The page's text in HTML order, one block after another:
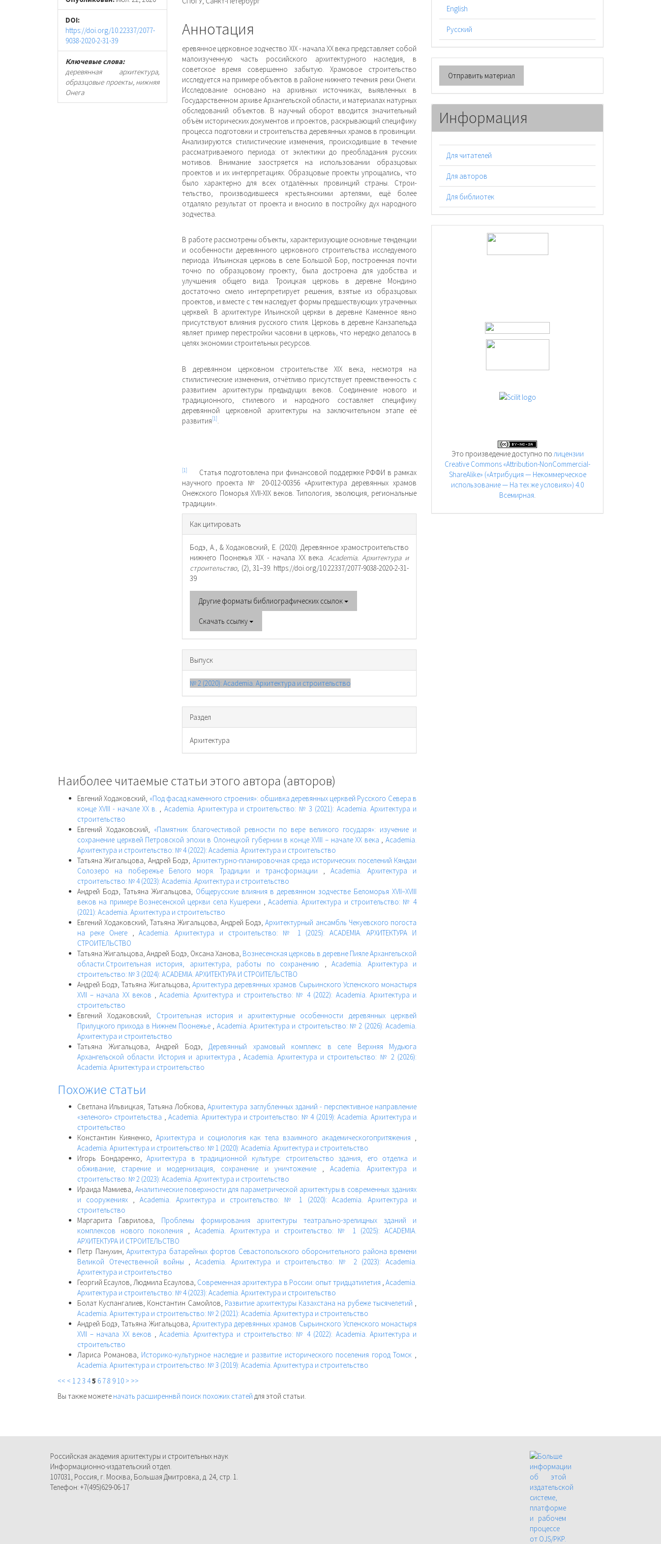
DOI:
https://doi.org/10.22337/2077-
9038-2020-2-31-39
Ключевые слова:
деревянная архитектура,
образцовые проекты, нижняя
Онега
Аннотация
еревянное церковное зодчество XIX - начала ХХ века представляет собой
малоизученную часть российского архи­тектурного наследия, в
советское время совершенно забытую. Храмовое строительство
исследуется на примере объектов в районе нижнего течения реки Онеги.
Исследование основа­но на архивных источниках, выявленных в
Государственном архиве Архангельской области, и материалах натурных
обсле­дований объектов. В научный оборот вводится значительный
объём исторических документов и проектов, раскрывающий специфику
процесса подготовки и строительства деревянных храмов в провинции.
Анализируются стилистические изменения, происходившие в течение
рассматриваемого периода: от эклектики до преобладания русских
мотивов. Внимание заостряется на использовании образцовых
проектов и их интерпретациях. Образцовые проекты упрощались, что
было характерно для всех отдалённых провинций страны. Строи­
тельство, производившееся крестьянскими артелями, ещё более
отдаляло результат от проекта и вносило в постройку дух народного
зодчества.
В работе рассмотрены объекты, характеризующие ос­новные тенденции
и особенности деревянного церковного строительства исследуемого
периода. Ильинская церковь в селе Большой Бор, построенная почти
точно по образцовому проекту, была достроена для удобства и
улучшения общего вида. Троицкая церковь в деревне Мондино
достаточно смело интерпретирует решения, взятые из образцовых
проектов, и вместе с тем наследует формы предшествующих утраченных
церквей. В архитектуре Ильинской церкви в деревне Камен­ное явно
присутствуют влияния русского стиля. Церковь в деревне Канзапельда
являет пример перестройки часовни в церковь, что нередко делалось в
целях экономии строи­тельных ресурсов.
В деревянном церковном строительстве XIX века, несмотря на
стилистические изменения, отчётливо присутствует пре­емственность с
развитием архитектуры предыдущих веков. Соединение нового и
традиционного, стилевого и народного составляет специфику
деревянной церковной архитектуры на заключительном этапе её
развития[1]
[1]
Статья подготовлена при финансовой поддержке РФФИ в рамках
на­учного проекта № 20-012-00356 «Архитектура деревянных храмов
Онежского Поморья XVII-XIX веков. Типология, эволюция, региональные
традиции».
Информация
о статье
Как цитировать
Бодэ, А., & Ходаковский, Е. (2020). Деревянное храмостроительство
нижнего Поонежья XIX - начала ХХ века.Academia. Архитектура и
строительство, (2), 31–39. https://doi.org/10.22337/2077-9038-2020-2-31-
39
Другие форматы библиографических ссылок
Скачать ссылку
Выпуск
№ 2 (2020): Academia. Архитектура и строительство
Раздел
Архитектура
Наиболее читаемые статьи этого автора (авторов)
Евгений Ходаковский, «Под фасад каменного строения»: обшивка деревянных церквей Русского Севера в
конце XVIII - начале ХХ в.
Academia. Архитектура и строительство: № 3 (2021): Academia. Архитектура и
строительство
Евгений Ходаковский, «Памятник благочестивой ревности по вере великого государя»: изучение и
сохранение церквей Петровской эпохи в Олонецкой губернии в конце XVIII – начале ХХ века
,Academia.
Архитектура и строительство: № 4 (2022): Academia. Архитектура и строительство
Татьяна Жигальцова, Андрей Бодэ, Архитектурно-планировочная среда исторических поселений Кяндаи
Солозеро на побережье Белого моря. Традиции и трансформации
,Academia. Архитектура и
строительство: № 4 (2023): Academia. Архитектура и строительство
Андрей Бодэ, Татьяна Жигальцова, Общерусские влияния в деревянном зодчестве Беломорья XVII–XVIII
веков на примере Вознесенской церкви села Кушереки
Academia. Архитектура и строительство: № 4
(2021): Academia. Архитектура и строительство
Евгений Ходаковский, Татьяна Жигальцова, Андрей Бодэ,Архитектурный ансамбль Чекуевского погоста
на реке Онеге
,Academia. Архитектура и строительство: № 1 (2025): ACADEMIA. АРХИТЕКТУРА И
СТРОИТЕЛЬСТВО
Татьяна Жигальцова, Андрей Бодэ, Оксана Ханова, Вознесенская церковь в деревне Пияле Архангельской
области.Строительная история, архитектура, работы по сохранению
,Academia. Архитектура и
строительство: № 3 (2024): ACADEMIA. АРХИТЕКТУРА И СТРОИТЕЛЬСТВО
Андрей Бодэ, Татьяна Жигальцова, Архитектура деревянных храмов Сырьинского Успенского монастыря
XVII – начала XX веков
,Academia. Архитектура и строительство: № 4 (2022): Academia. Архитектура и
строительство
Евгений Ходаковский, Строительная история и архитектурные особенности деревянных церквей
Прилуцкого прихода в Нижнем Поонежье
Academia. Архитектура и строительство: № 2 (2026): Academia.
Архитектура и строительство
Татьяна Жигальцова, Андрей Бодэ, Деревянный храмовый комплекс в селе Верхняя Мудьюга
Архангельской области. История и архитектура
Academia. Архитектура и строительство: № 2 (2026):
Academia. Архитектура и строительство
Похожие статьи
Светлана Ильвицкая, Татьяна Лобкова,Архитектура заглубленных зданий - перспективное направление
«зеленого» строительства ,Academia. Архитектура и строительство: № 4 (2019): Academia. Архитектура и
строительство
Константин Кияненко, Архитектура и социология как тела взаимного академическогопритяжения ,
Academia. Архитектура и строительство: № 1 (2020): Academia. Архитектура и строительство
Игорь Бондаренко,Архитектура в традиционной культуре: строительство здания, его отделка и
обживание, старение и модернизация, сохранение и уничтожение , Academia. Архитектура и
строительство: № 2 (2023): Academia. Архитектура и строительство
Ираида Мамиева, Аналитические поверхности для параметрической архитектуры в современных зданиях
и сооружениях ,Academia. Архитектура и строительство: № 1 (2020): Academia. Архитектура и
строительство
Маргарита Гаврилова, Проблемы формирования архитектуры театрально-зрелищных зданий и
комплексов нового поколения , Academia. Архитектура и строительство: № 1 (2025): ACADEMIA.
АРХИТЕКТУРА И СТРОИТЕЛЬСТВО
Петр Панухин, Архитектура батарейных фортов Севастопольского оборонительного района времени
Великой Отечественной войны , Academia. Архитектура и строительство: № 2 (2023): Academia.
Архитектура и строительство
Георгий Есаулов, Людмила Есаулова, Современная архитектура в России: опыт тридцатилетия ,Academia.
Архитектура и строительство: № 4 (2023): Academia. Архитектура и строительство
Болат Куспангалиев, Константин Самойлов, Развитие архитектуры Казахстана на рубеже тысячелетий ,
Academia. Архитектура и строительство: № 2 (2021): Academia. Архитектура и строительство
Андрей Бодэ, Татьяна Жигальцова, Архитектура деревянных храмов Сырьинского Успенского монастыря
XVII – начала XX веков ,Academia. Архитектура и строительство: № 4 (2022): Academia. Архитектура и
строительство
Лариса Романова, Историко-культурное наследие и развитие исторического поселения город Томск ,
Academia. Архитектура и строительство: № 3 (2019): Academia. Архитектура и строительство
<< < 1 2 3 45 6 78 9 10 > >>
Вы также можете начать расширеннвй поиск похожих статей для этой статьи.
English
Русский
Отправить
материал
Отправить материал
Информация
Для читателей
Для авторов
Для библиотек
Это произведение доступно полицензии
Creative Commons «Attribution-NonCommercial-
ShareAlike» («Атрибуция — Некоммерческое
использование — На тех же условиях») 4.0
Всемирная.
Российская академия архитектуры и строительных наук
Информационно-издательский отдел.
107031, Россия, г. Москва, Большая Дмитровка, д. 24, стр. 1.
Телефон: +7(495)629-06-17